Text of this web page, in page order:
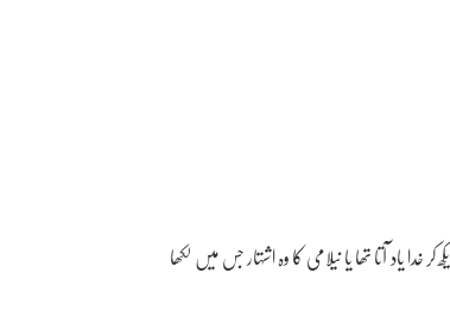
آتا تھا یا نیلامی کا وہ اشتہار جس میں لکھا